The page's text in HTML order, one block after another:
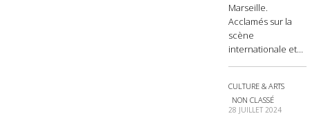
Marseille.
Acclamés sur la
scène
internationale et...
CULTURE & ARTS
NON CLASSÉ
28 JUILLET 2024